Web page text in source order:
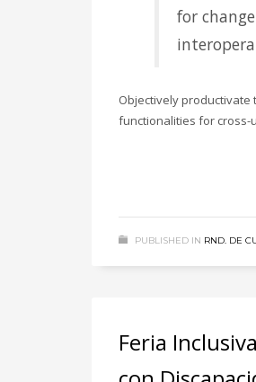
HOW TO SHOP
If you still have problems,
UFC
Boxing
for
Objectively productivate
functionalities for cross-
PUBLISHED IN RND. DE
Feria